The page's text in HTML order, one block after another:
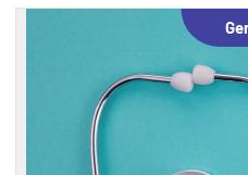
que a experiência
responsável e dentro da